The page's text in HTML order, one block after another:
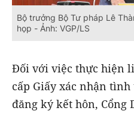
Bộ trưởng Bộ Tư pháp Lê
họp - Ảnh: VGP/LS
Đối với việc thực hiện
cấp Giấy xác nhận
đăng ký kết hôn, Cổng